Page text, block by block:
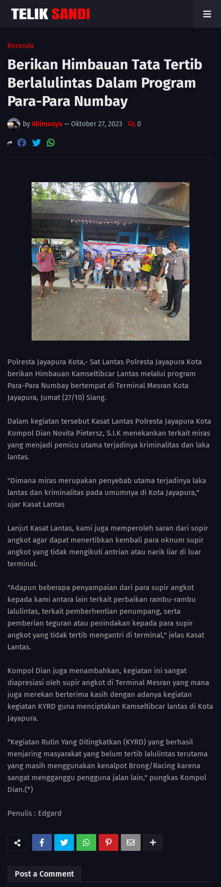
Beranda
Berikan Himbauan Tata Tertib
Berlalulintas Dalam Program
Para-Para Numbay
byAbimanyu —Oktober 27, 2023 0
Polresta Jayapura Kota,- Sat Lantas Polresta Jayapura Kota
berikan Himbauan Kamseltibcar Lantas melalui program
Para-Para Numbay bertempat di Terminal Mesran Kota
Jayapura, Jumat (27/10) Siang.
Dalam kegiatan tersebut Kasat Lantas Polresta Jayapura Kota
Kompol Dian Novita Pietersz, S.I.K menekankan terkait miras
yang menjadi pemicu utama terjadinya kriminalitas dan laka
lantas.
"Dimana miras merupakan penyebab utama terjadinya laka
lantas dan kriminalitas pada umumnya di Kota Jayapura,"
ujar Kasat Lantas
Lanjut Kasat Lantas, kami juga memperoleh saran dari sopir
angkot agar dapat menertibkan kembali para oknum supir
angkot yang tidak mengikuti antrian atau narik liar di luar
terminal.
"Adapun beberapa penyampaian dari para supir angkot
kepada kami antara lain terkait perbaikan rambu-rambu
lalulintas, terkait pemberhentian penumpang, serta
pemberian teguran atau penindakan kepada para supir
angkot yang tidak tertib mengantri di terminal," jelas Kasat
Lantas.
Kompol Dian juga menambahkan, kegiatan ini sangat
diapresiasi oleh supir angkot di Terminal Mesran yang mana
juga merekan berterima kasih dengan adanya kegiatan
kegiatan KYRD guna menciptakan Kamseltibcar lantas di Kota
Jayapura.
"Kegiatan Rutin Yang Ditingkatkan (KYRD) yang berhasil
menjaring masyarakat yang belum tertib lalulintas terutama
yang masih menggunakan kenalpot Brong/Racing karena
sangat mengganggu pengguna jalan lain," pungkas Kompol
Dian.(*)
Penulis : Edgard
Post a Comment